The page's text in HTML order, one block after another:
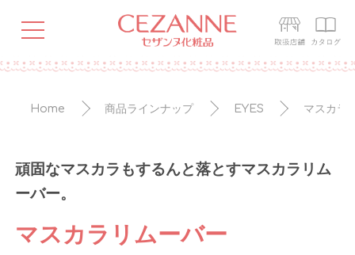
Home 商品ラインナップ EYES マスカラ
頑固なマスカラもするんと落とすマスカラリム
ーバー。
マスカラリムーバー